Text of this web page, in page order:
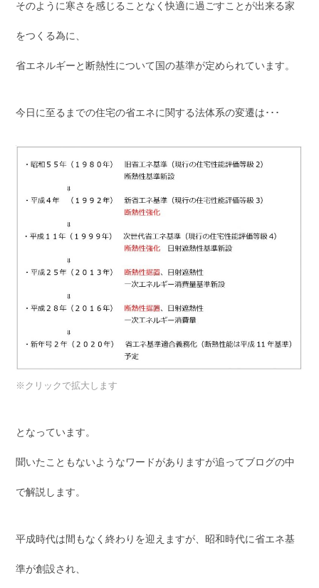
そのように寒さを感じることなく快適に過ごすことが出来る家
をつくる為に、
省エネルギーと断熱性について国の基準が定められています。
今日に至るまでの住宅の省エネに関する法体系の変遷は･･･
※クリックで拡大します
となっています。
聞いたこともないようなワードがありますが追ってブログの中
で解説します。
平成時代は間もなく終わりを迎えますが、昭和時代に省エネ基
準が創設され、